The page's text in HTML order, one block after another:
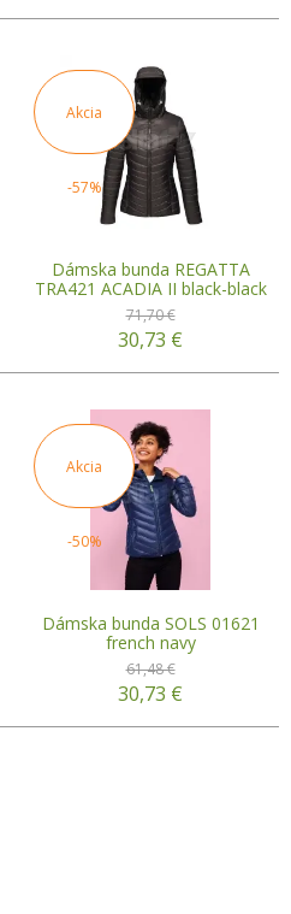
Akcia
-57%
Dámska bunda REGATTA
TRA421 ACADIA II black-black
71,70 €
30,73 €
Akcia
-50%
Dámska bunda SOLS 01621
french navy
61,48 €
30,73 €